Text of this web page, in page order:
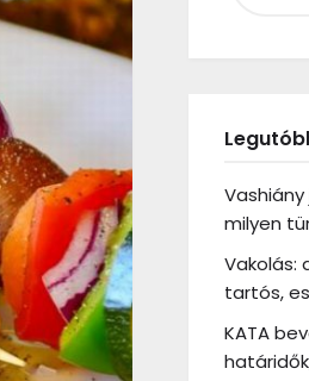
milyen
Vakolás:
tartós,
KATA